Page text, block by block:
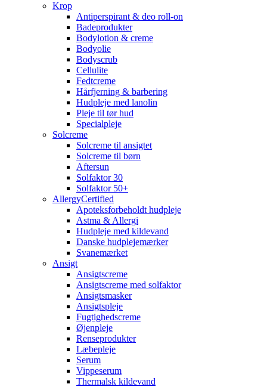
Krop
Antiperspirant & deo roll-on
Badeprodukter
Bodylotion & creme
Bodyolie
Bodyscrub
Cellulite
Fedtcreme
Hårfjerning & barbering
Hudpleje med lanolin
Pleje til tør hud
Specialpleje
Solcreme
Solcreme til ansigtet
Solcreme til børn
Aftersun
Solfaktor 30
Solfaktor 50+
AllergyCertified
Apoteksforbeholdt hudpleje
Astma & Allergi
Hudpleje med kildevand
Danske hudplejemærker
Svanemærket
Ansigt
Ansigtscreme
Ansigtscreme med solfaktor
Ansigtsmasker
Ansigtspleje
Fugtighedscreme
Øjenpleje
Renseprodukter
Læbepleje
Serum
Vippeserum
Thermalsk kildevand